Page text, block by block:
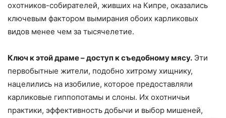
охотников-собирателей, живших на Кипре, оказались
ключевым фактором вымирания обоих карликовых
видов менее чем за тысячелетие.
Ключ к этой драме – доступ к съедобному мясу. Эти
первобытные жители, подобно хитрому хищнику,
нацелились на изобилие, которое предоставляли
карликовые гиппопотамы и слоны. Их охотничьи
практики, эффективность добычи и выбор мишеней,